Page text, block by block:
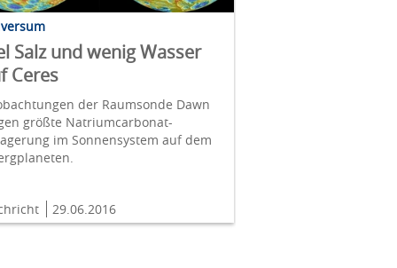
Salz und wenig Wasser
Ceres
der Raumsonde Dawn
größte Natriumcarbonat-
im Sonnensystem auf dem
29.06.2016